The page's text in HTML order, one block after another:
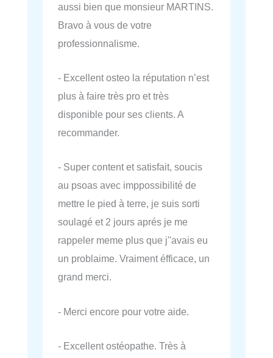
aussi bien que monsieur MARTINS.
Bravo à vous de votre
professionnalisme.
- Excellent osteo la réputation n’est
plus à faire très pro et très
disponible pour ses clients. A
recommander.
- Super content et satisfait, soucis
au psoas avec imppossibilité de
mettre le pied à terre, je suis sorti
soulagé et 2 jours aprés je me
rappeler meme plus que j''avais eu
un problaime. Vraiment éfficace, un
grand merci.
- Merci encore pour votre aide.
- Excellent ostéopathe. Très à